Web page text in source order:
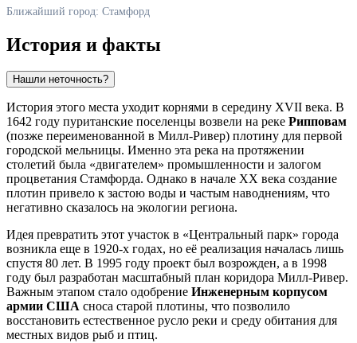
Ближайший город: Стамфорд
История и факты
Нашли неточность?
История этого места уходит корнями в середину XVII века. В
1642 году пуританские поселенцы возвели на реке Рипповам
(позже переименованной в Милл-Ривер) плотину для первой
городской мельницы. Именно эта река на протяжении
столетий была «двигателем» промышленности и залогом
процветания Стамфорда. Однако в начале XX века создание
плотин привело к застою воды и частым наводнениям, что
негативно сказалось на экологии региона.
Идея превратить этот участок в «Центральный парк» города
возникла еще в 1920-х годах, но её реализация началась лишь
спустя 80 лет. В 1995 году проект был возрожден, а в 1998
году был разработан масштабный план коридора Милл-Ривер.
Важным этапом стало одобрение Инженерным корпусом
армии США сноса старой плотины, что позволило
восстановить естественное русло реки и среду обитания для
местных видов рыб и птиц.